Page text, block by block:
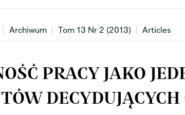
Archiwum Tom 13 Nr 2 (2013) Articles
PRACY JAKO
DECYDUJĄCYCH